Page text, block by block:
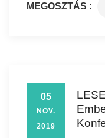
MEGOSZTÁS :
05
NOV.
2019